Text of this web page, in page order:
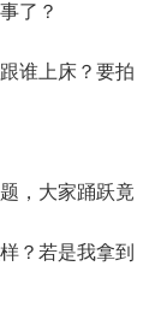
了？
谁上床？要拍
，大家踊跃竟
？若是我拿到